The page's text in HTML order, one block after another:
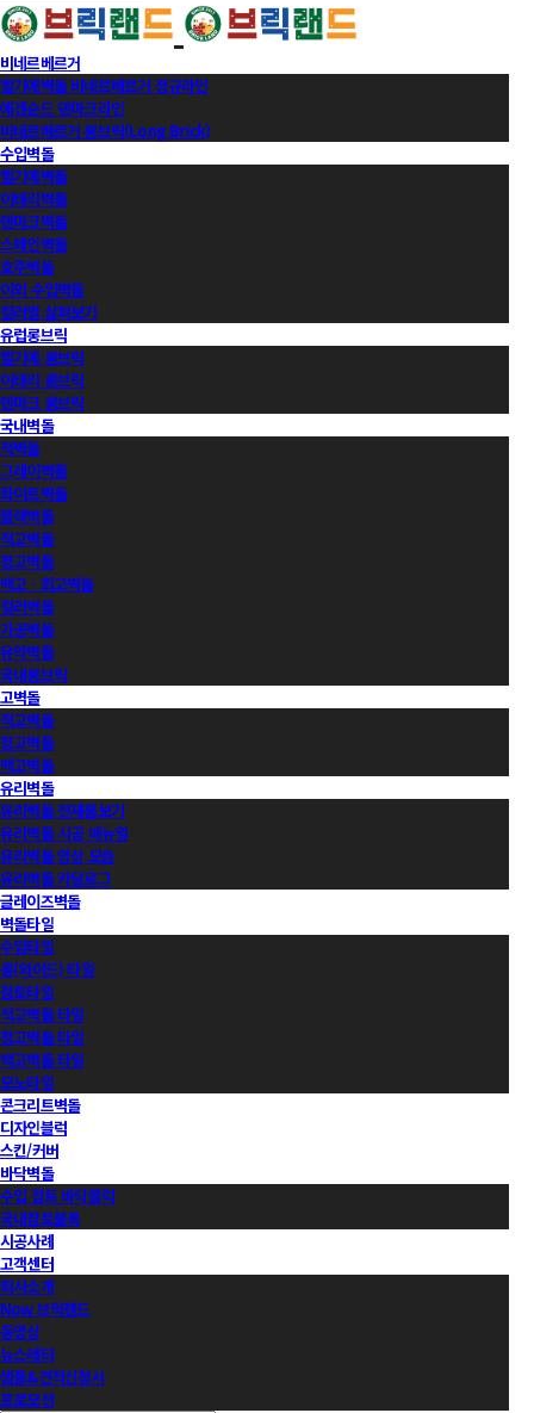
비네르베르거
벨기에벽돌 비네르베르거 정규라인
에겐순드 덴마크라인
비네르베르거 롱브릭(Long Brick)
수입벽돌
벨기에벽돌
이태리벽돌
덴마크벽돌
스페인벽돌
호주벽돌
이외 수입벽돌
컬러별 살펴보기
유럽롱브릭
벨기에 롱브릭
이태리 롱브릭
덴마크 롱브릭
국내벽돌
적벽돌
그레이벽돌
화이트벽돌
블랙벽돌
적고벽돌
청고벽돌
백고ㆍ회고벽돌
컬러벽돌
가공벽돌
유약벽돌
국내롱브릭
고벽돌
적고벽돌
청고벽돌
백고벽돌
유리벽돌
유리벽돌 전제품보기
유리벽돌 시공 매뉴얼
유리벽돌 영상 모음
유리벽돌 카달로그
글레이즈벽돌
벽돌타일
수입타일
롱(와이드) 타일
점토타일
적고벽돌 타일
청고벽돌 타일
백고벽돌 타일
모노타일
콘크리트벽돌
디자인블럭
스킨/커버
바닥벽돌
수입 점토 바닥블럭
국내점토블록
시공사례
고객센터
회사소개
Now 브릭랜드
동영상
뉴스레터
샘플&견적신청서
프로모션